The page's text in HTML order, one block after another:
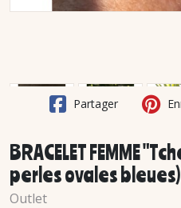
Partager
BRACELET FEMME
perles ovales bleues)
Outlet